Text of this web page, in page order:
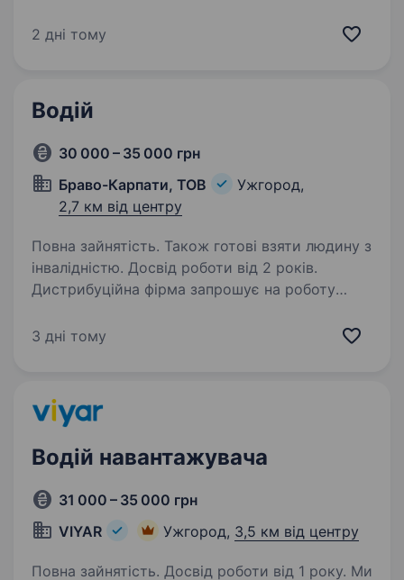
(UHF) Громадська організація «Проліска» —
2 дні тому
Водій
30 000 – 35 000 грн
Браво-Карпати, ТОВ
Ужгород,
2,7 км від центру
Повна зайнятість. Також готові взяти людину з
інвалідністю. Досвід роботи від 2 років.
Дистрибуційна фірма запрошує на роботу
та досвідчених фахівців до нашої команди.​
3 дні тому
Водій навантажувача
31 000 – 35 000 грн
VIYAR
Ужгород, 3,5 км від центру
Повна зайнятість. Досвід роботи від 1 року. Ми